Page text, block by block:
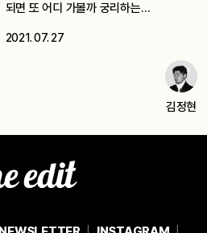
되면 또 어디 가볼까 궁리하는…
2021. 07. 27
김정현